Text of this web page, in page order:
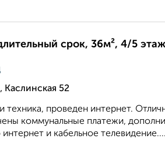
срок, 36м², 4/5 этаж
Каслинская 52
техника, проведен интернет.
коммунальные платежи,
интернет и кабельное телевидение....